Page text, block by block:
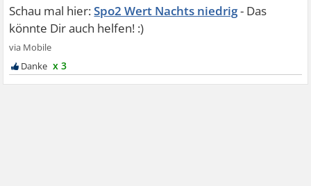
Spo2 Wert Nachts niedrig
x 3